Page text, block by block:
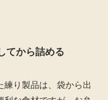
てから詰める
練り製品は、袋から出